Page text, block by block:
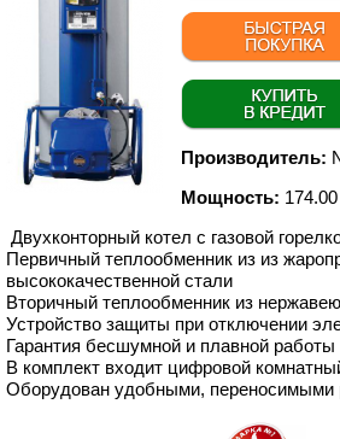
Производитель:
Мощность:
Двухконторный котел с газовой
Первичный теплообменник из из
высококачественной стали
Вторичный теплообменник из
Устройство защиты при отключении
Гарантия бесшумной и плавной работы
В комплект входит цифровой
Оборудован удобными, переносимыми